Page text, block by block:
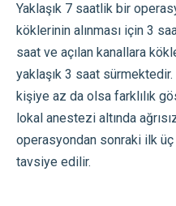
Yaklaşık 7 saatlik bir
köklerinin alınması için 3
saat ve açılan kanallara
yaklaşık 3 saat
kişiye az da olsa farklılık
lokal anestezi altında
operasyondan sonraki ilk
tavsiye edilir.